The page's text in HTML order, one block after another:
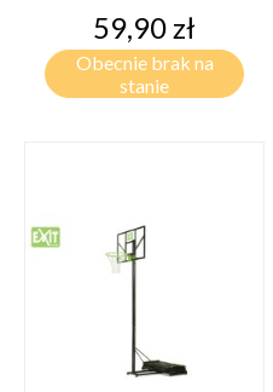
Cena
59,90 zł
Obecnie brak na
stanie